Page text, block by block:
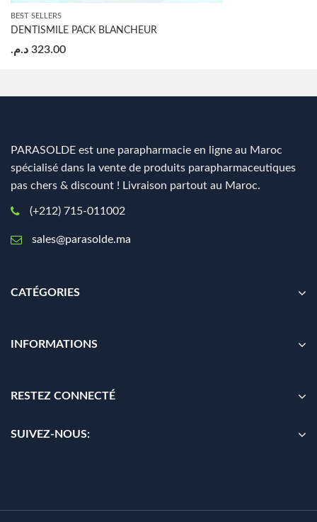
BEST SELLERS
DENTISMILE PACK BLANCHEUR
323.00 د.م.
PARASOLDE est une parapharmacie en ligne au Maroc
spécialisé dans la vente de produits parapharmaceutiques
pas chers & discount ! Livraison partout au Maroc.
(+212) 715-011002
sales@parasolde.ma
CATÉGORIES
INFORMATIONS
RESTEZ CONNECTÉ
SUIVEZ-NOUS: